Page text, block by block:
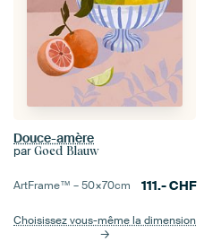
Douce-amère
par Goed Blauw
ArtFrame™ –50×70cm 111.-CHF
Choisissez vous-même la dimension